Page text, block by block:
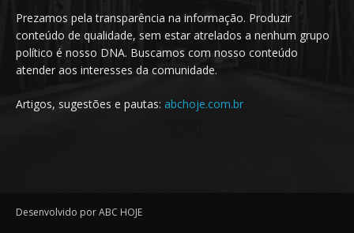
Prezamos pela transparência na informação. Produzir
conteúdo de qualidade, sem estar atrelados a nenhum grupo
político é nosso DNA. Buscamos com nosso conteúdo
atender aos interesses da comunidade.
Artigos, sugestões e pautas: abchoje.com.br
Desenvolvido por ABC HOJE